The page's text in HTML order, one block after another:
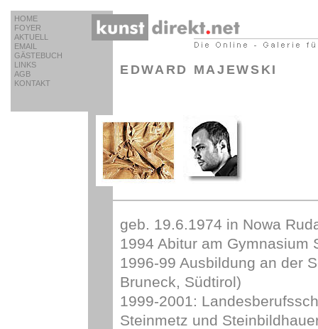
HOME
FOYER
AKTUELL
EMAIL
GÄSTEBUCH
LINKS
AGB
KONTAKT
EDWARD MAJEWSKI
geb. 19.6.1974 in Nowa
1994 Abitur am Gymnasium
1996-99 Ausbildung an der
Bruneck, Südtirol)
1999-2001:
Steinmetz und